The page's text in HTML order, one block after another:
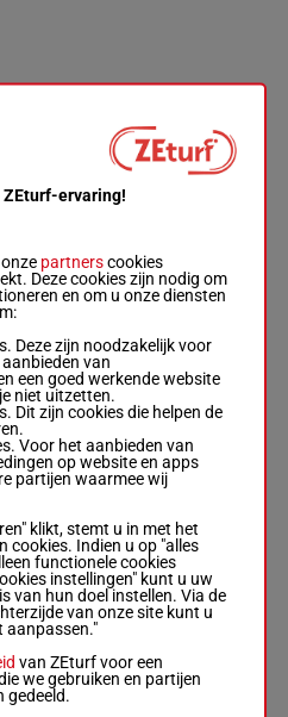
8p 6p
6p (23)
8p 9p
12p
7
ervaring!
partnerscookies
Deze cookies zijn nodig om
en om u onze diensten
Deze zijn noodzakelijk voor
van
een goed werkende website
niet uitzetten.
Dit zijn cookies die helpen de
Voor het aanbieden van
op website en apps
partijen waarmee wij
klikt, stemt u in met het
cookies. Indien u op "alles
functionele cookies
instellingen" kunt u uw
van hun doel instellen. Via de
van onze site kunt u
aanpassen."
van ZEturf voor een
we gebruiken en partijen
gedeeld.